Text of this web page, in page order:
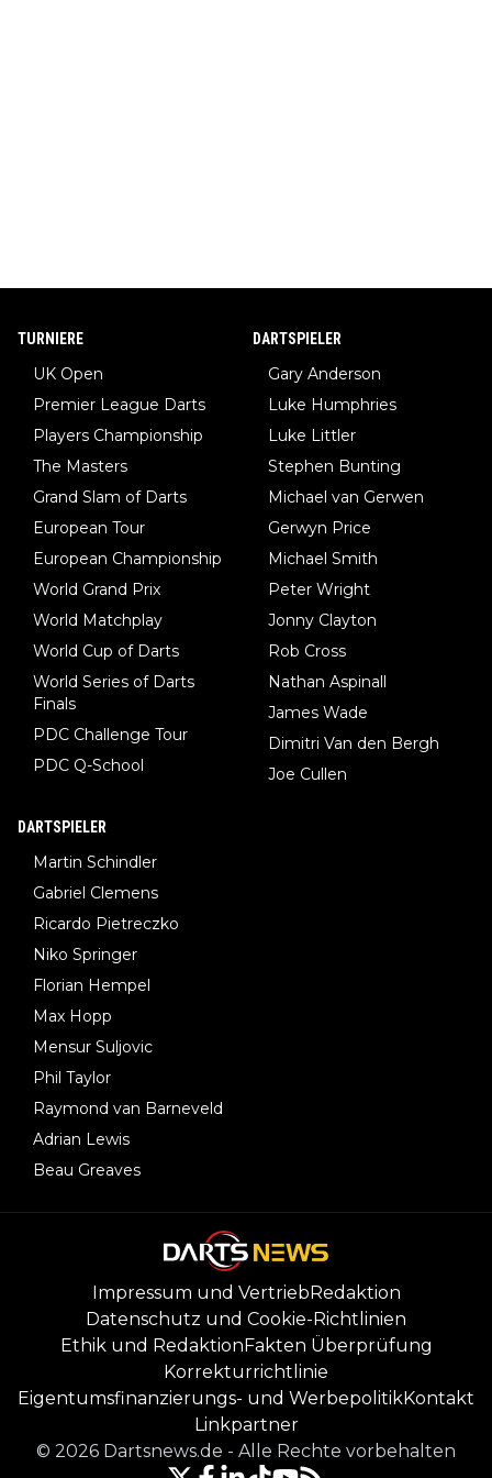
TURNIERE
UK Open
Premier League Darts
Players Championship
The Masters
Grand Slam of Darts
European Tour
European Championship
World Grand Prix
World Matchplay
World Cup of Darts
World Series of Darts
Finals
PDC Challenge Tour
PDC Q-School
DARTSPIELER
Gary Anderson
Luke Humphries
Luke Littler
Stephen Bunting
Michael van Gerwen
Gerwyn Price
Michael Smith
Peter Wright
Jonny Clayton
Rob Cross
Nathan Aspinall
James Wade
Dimitri Van den Bergh
Joe Cullen
DARTSPIELER
Martin Schindler
Gabriel Clemens
Ricardo Pietreczko
Niko Springer
Florian Hempel
Max Hopp
Mensur Suljovic
Phil Taylor
Raymond van Barneveld
Adrian Lewis
Beau Greaves
Impressum und VertriebRedaktion
Datenschutz und Cookie-Richtlinien
Ethik und RedaktionFakten Überprüfung
Korrekturrichtlinie
Eigentumsfinanzierungs- und WerbepolitikKontakt
Linkpartner
© 2026 Dartsnews.de - Alle Rechte vorbehalten